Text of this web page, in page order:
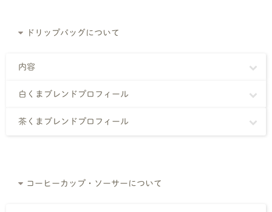
ドリップバッグについて
内容
白くまブレンドプロフィール
茶くまブレンドプロフィール
コーヒーカップ・ソーサーについて